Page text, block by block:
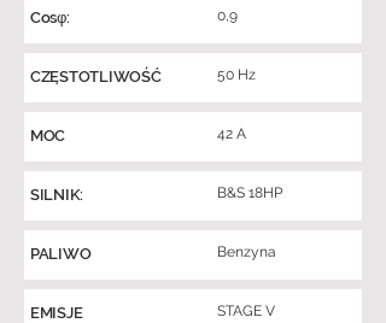
Cosφ: 0,9
CZĘSTOTLIWOŚĆ 50 Hz
MOC 42 A
SILNIK: B&S 18HP
PALIWO Benzyna
EMISJE STAGE V